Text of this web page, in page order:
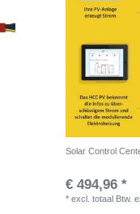
Solar Control
€ 494,96 *
*excl. totaal Btw.